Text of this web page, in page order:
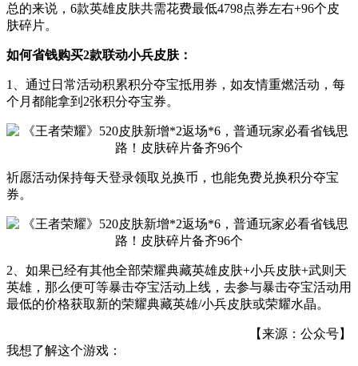
总的来说，6款英雄皮肤共需花费最低4798点券左右+96个皮
肤碎片。
如何省钱购买2款联动小兵皮肤：
1、通过日常活动积累积分夺宝抵用券，如友情重燃活动，每
个月都能拿到2张积分夺宝券。
祈愿活动保持每天登录领取兑换币，也能免费兑换积分夺宝
券。
2、如果已经有其他全部荣耀典藏英雄皮肤+小兵皮肤+武则天
英雄，那么便可等暴击夺宝活动上线，去参与暴击夺宝活动用
最低的价格获取新的荣耀典藏英雄/小兵皮肤或荣耀水晶。
【来源：公众号】
我想了解这个游戏：